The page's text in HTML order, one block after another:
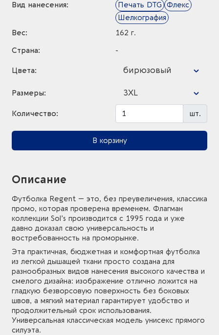
Вид нанесения:
Печать DTG
Флекс
Шелкография
Вес:
162 г.
Страна:
-
Цвета: бирюзовый
Размеры: 3XL
Количество: шт.
В корзину
Описание
Футболка Regent — это, без преувеличения, классика
промо, которая проверена временем. Флагман
коллекции Sol’s производится с 1995 года и уже
давно доказал свою универсальность и
востребованность на проморынке.
Эта практичная, бюджетная и комфортная футболка
из легкой дышащей ткани просто создана для
разнообразных видов нанесения высокого качества и
смелого дизайна: изображение отлично ложится на
гладкую безворсовую поверхность без боковых
швов, а мягкий материал гарантирует удобство и
продолжительный срок использования.
Универсальная классическая модель унисекс прямого
силуэта.